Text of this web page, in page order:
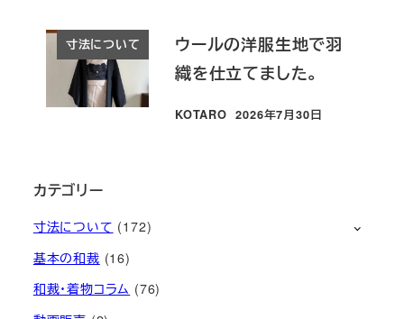
寸法について
ウールの洋服生地で羽
織を仕立てました。
KOTARO
投稿日
2026年7月30日
カテゴリー
寸法について (172)
基本の和裁 (16)
和裁・着物コラム (76)